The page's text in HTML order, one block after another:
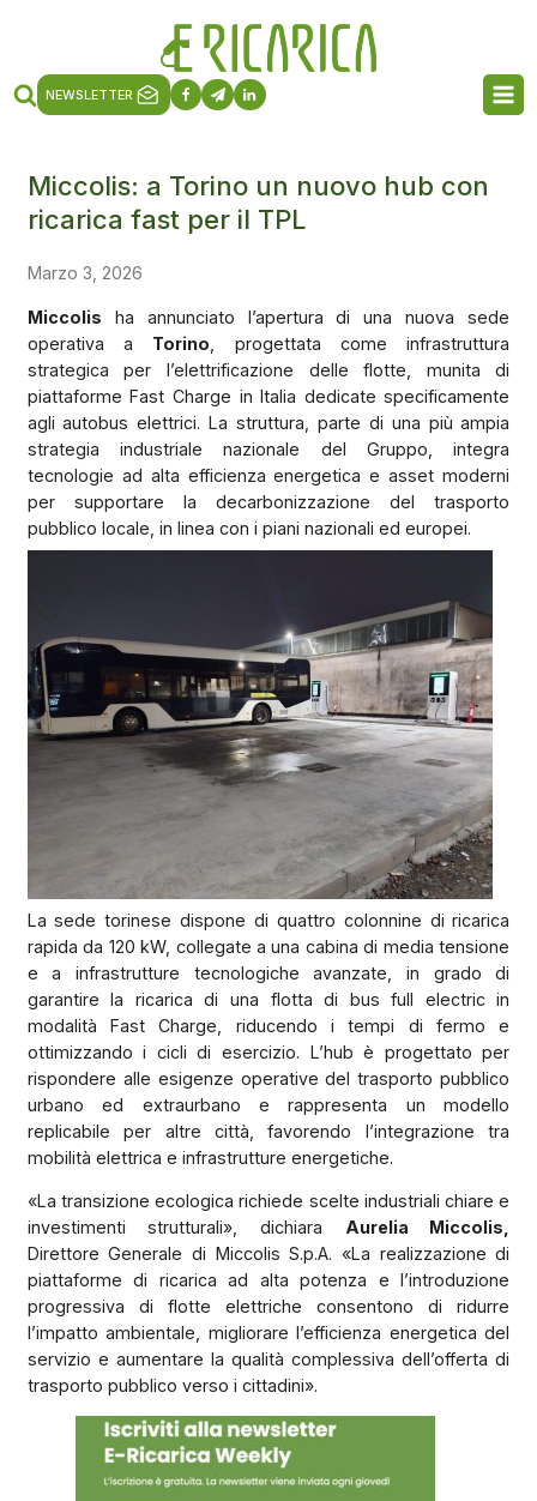
NEWSLETTER
Miccolis: a Torino un nuovo hub con
ricarica fast per il TPL
Marzo 3, 2026
Miccolis ha annunciato l’apertura di una nuova sede
operativa a Torino , progettata come infrastruttura
strategica per l’elettrificazione delle flotte, munita di
piattaforme Fast Charge in Italia dedicate specificamente
agli autobus elettrici. La struttura, parte di una più ampia
strategia industriale nazionale del Gruppo, integra
tecnologie ad alta efficienza energetica e asset moderni
per supportare la decarbonizzazione del trasporto
pubblico locale, in linea con i piani nazionali ed europei.
La sede torinese dispone di quattro colonnine di ricarica
rapida da 120 kW, collegate a una cabina di media tensione
e a infrastrutture tecnologiche avanzate, in grado di
garantire la ricarica di una flotta di bus full electric in
modalità Fast Charge, riducendo i tempi di fermo e
ottimizzando i cicli di esercizio. L’hub è progettato per
rispondere alle esigenze operative del trasporto pubblico
urbano ed extraurbano e rappresenta un modello
replicabile per altre città, favorendo l’integrazione tra
mobilità elettrica e infrastrutture energetiche.
«La transizione ecologica richiede scelte industriali chiare e
investimenti strutturali», dichiara Aurelia Miccolis,
Direttore Generale di Miccolis S.p.A. «La realizzazione di
piattaforme di ricarica ad alta potenza e l’introduzione
progressiva di flotte elettriche consentono di ridurre
l’impatto ambientale, migliorare l’efficienza energetica del
servizio e aumentare la qualità complessiva dell’offerta di
trasporto pubblico verso i cittadini».